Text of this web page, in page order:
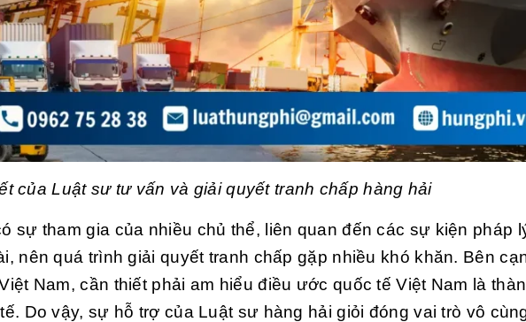
của Luật sư tư vấn và giải quyết tranh chấp hàng hải
sự tham gia của nhiều chủ thể, liên quan đến các sự kiện pháp
nên quá trình giải quyết tranh chấp gặp nhiều khó khăn. Bên
Nam, cần thiết phải am hiểu điều ước quốc tế Việt Nam là
Do vậy, sự hỗ trợ của Luật sư hàng hải giỏi đóng vai trò vô